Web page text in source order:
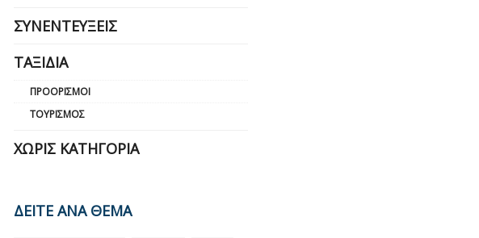
ΣΥΝΕΝΤΕΎΞΕΙΣ
ΤΑΞΊΔΙΑ
ΠΡΟΟΡΙΣΜΟΊ
ΤΟΥΡΙΣΜΌΣ
ΧΩΡΊΣ ΚΑΤΗΓΟΡΊΑ
ΔΕΙΤΕ ΑΝΑ ΘΕΜΑ